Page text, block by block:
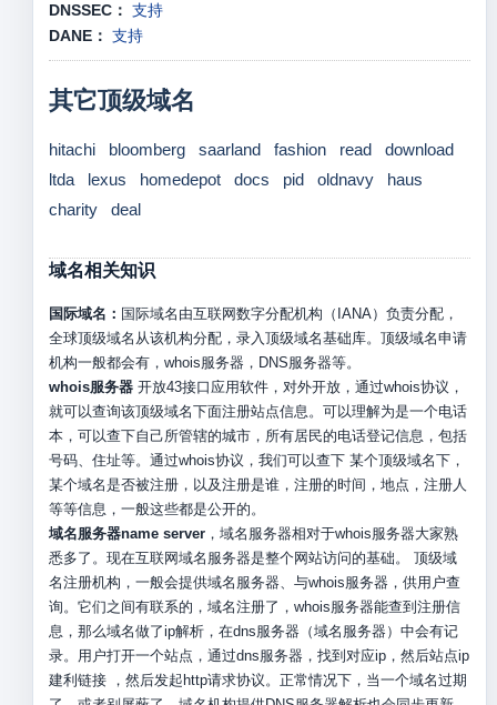
DNSSEC： 支持
DANE： 支持
其它顶级域名
hitachi bloomberg saarland fashion read
download
ltda
lexus homedepot docs pid oldnavy
haus
charity
deal
域名相关知识
国际域名： 国际域名由互联网数字分配机构（IANA）负责分配，
全球顶级域名从该机构分配，录入顶级域名基础库。顶级域名申请
机构一般都会有，whois服务器，DNS服务器等。
whois服务器开放43接口应用软件，对外开放，通过whois协议，
就可以查询该顶级域名下面注册站点信息。可以理解为是一个电话
本，可以查下自己所管辖的城市，所有居民的电话登记信息，包括
号码、住址等。通过whois协议，我们可以查下 某个顶级域名下，
某个域名是否被注册，以及注册是谁，注册的时间，地点，注册人
等等信息，一般这些都是公开的。
域名服务器name server，域名服务器相对于whois服务器大家熟
悉多了。现在互联网域名服务器是整个网站访问的基础。 顶级域
名注册机构，一般会提供域名服务器、与whois服务器，供用户查
询。它们之间有联系的，域名注册了，whois服务器能查到注册信
息，那么域名做了ip解析，在dns服务器（域名服务器）中会有记
录。用户打开一个站点，通过dns服务器，找到对应ip，然后站点ip
建利链接 ，然后发起http请求协议。正常情况下，当一个域名过期